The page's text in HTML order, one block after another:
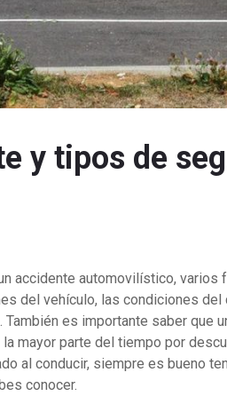
y tipos de
accidente automovilístico, varios
del vehículo, las condiciones del
es importante saber que
mayor parte del tiempo por
al conducir, siempre es bueno
conocer.